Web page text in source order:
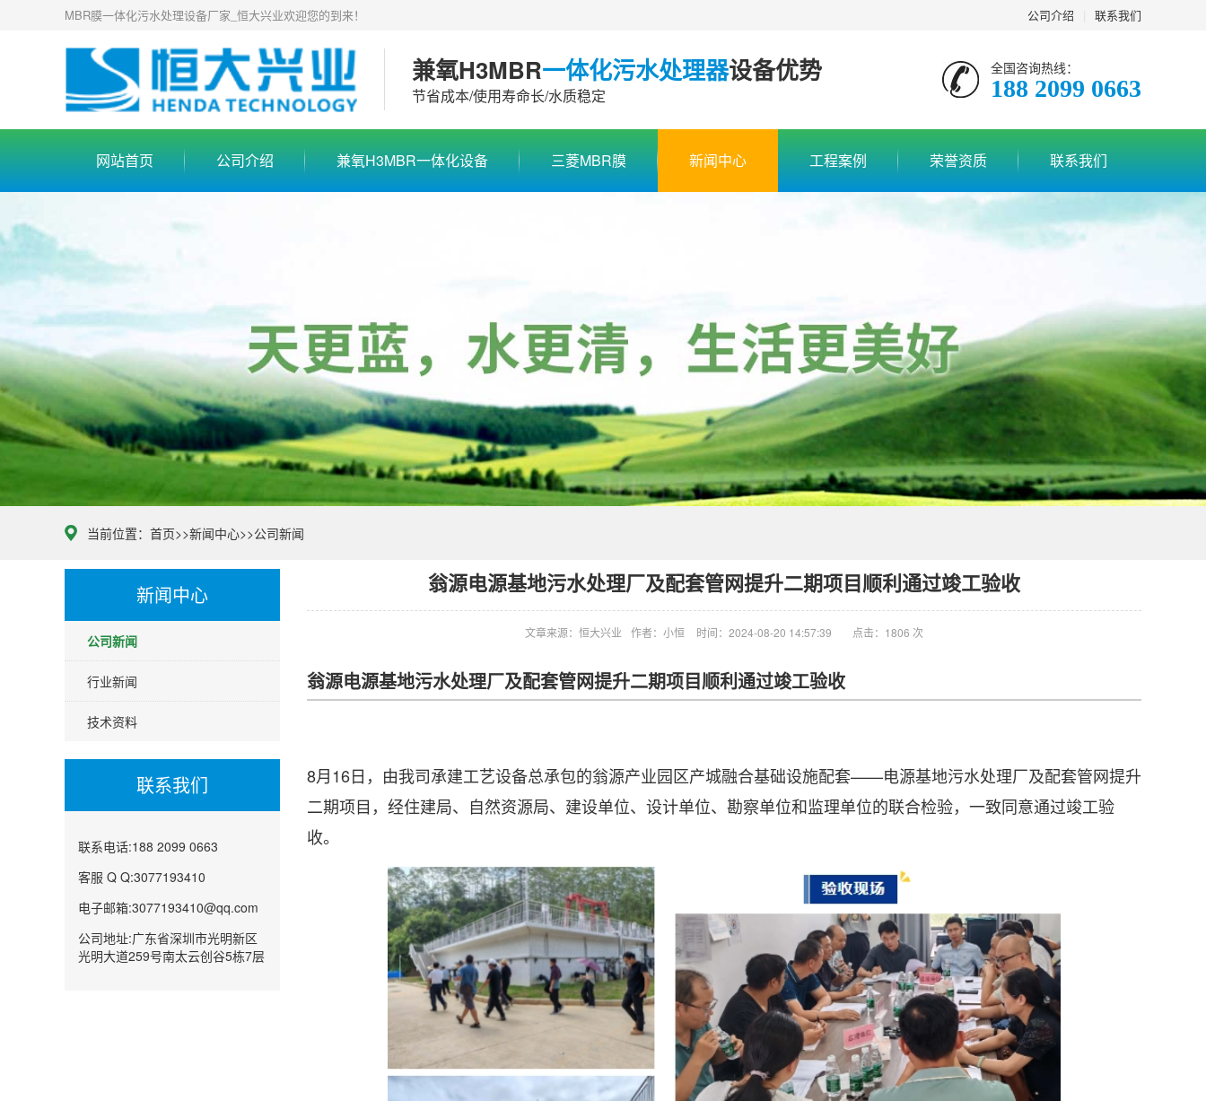
公司介绍 联系我们
MBR膜一体化污水处理设备厂家_恒大兴业欢迎您的到来！
兼氧H3MBR一体化污水处理器设备优势
节省成本/使用寿命长/水质稳定
全国咨询热线：
188 2099 0663
网站首页 公司介绍 兼氧H3MBR一体化设备 三菱MBR膜 新闻中心 工程案例 荣誉资质 联系我们
当前位置： 首页>>新闻中心>>公司新闻
新闻中心
公司新闻
行业新闻
技术资料
联系我们
联系电话:188 2099 0663
客服 Q Q:3077193410
电子邮箱:3077193410@qq.com
公司地址:广东省深圳市光明新区
光明大道259号南太云创谷5栋7层
翁源电源基地污水处理厂及配套管网提升二期项目顺利通过竣工验收
文章来源：恒大兴业 作者：小恒 时间：2024-08-20 14:57:39 点击：1806 次
翁源电源基地污水处理厂及配套管网提升二期项目顺利通过竣工验收
8月16日，由我司承建工艺设备总承包的翁源产业园区产城融合基础设施配套——电源基地污水处理厂及配套管网提升
二期项目，经住建局、自然资源局、建设单位、设计单位、勘察单位和监理单位的联合检验，一致同意通过竣工验
收。